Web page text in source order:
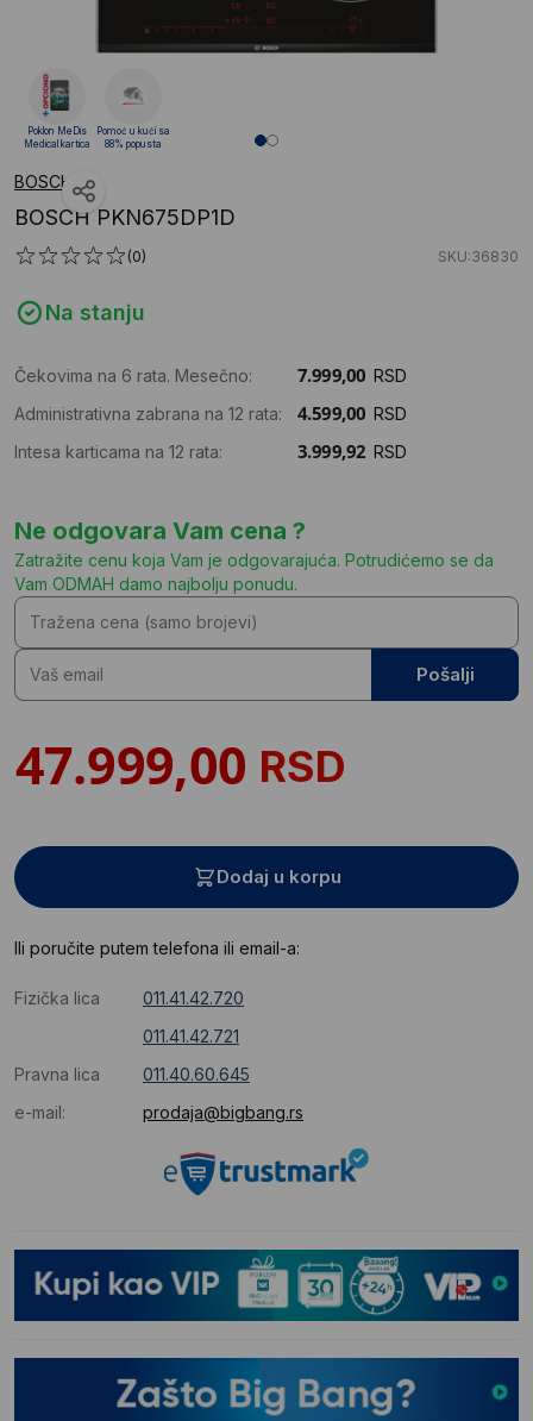
BOSCH
BOSCH PKN675DP1D
(0) SKU:36830
Na stanju
Čekovima na 6 rata. Mesečno:
RSD
Administrativna zabrana na 12 rata:
RSD
Intesa karticama na 12 rata:
RSD
Ne odgovara Vam cena ?
Zatražite cenu koja Vam je odgovarajuća. Potrudićemo se da
Vam ODMAH damo najbolju ponudu.
Pošalji
RSD
Dodaj u korpu
Ili poručite putem telefona ili email-a:
Fizička lica
011.41.42.720
011.41.42.721
Pravna lica
011.40.60.645
e-mail:
prodaja@bigbang.rs
Poklon MeDis
Medical kartica
Pomoć u kući sa
88% popusta